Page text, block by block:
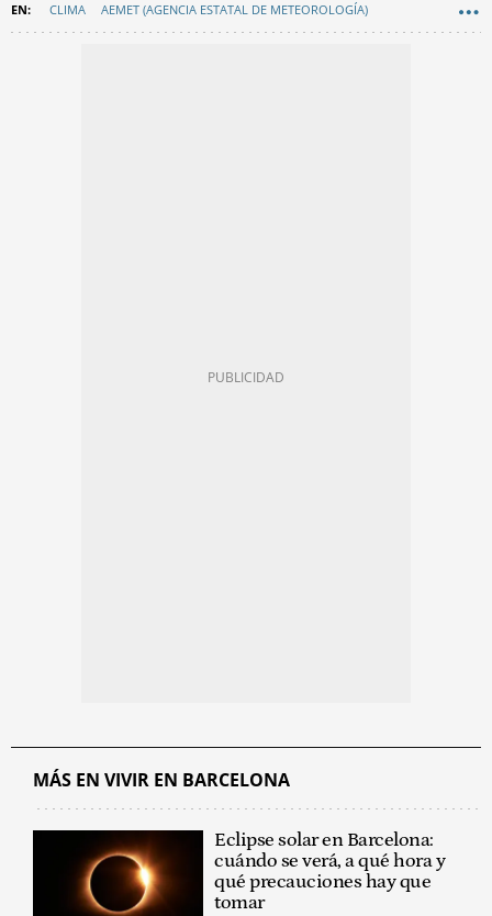
CLIMA AEMET (AGENCIA ESTATAL DE METEOROLOGÍA)
MÁS EN VIVIR EN BARCELONA
Eclipse solar en Barcelona:
cuándo se verá, a qué hora y
qué precauciones hay que
tomar